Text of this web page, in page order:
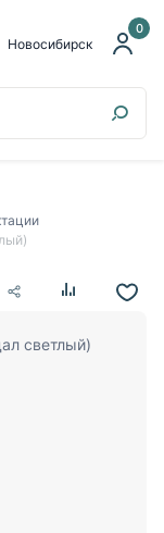
0
Новосибирск